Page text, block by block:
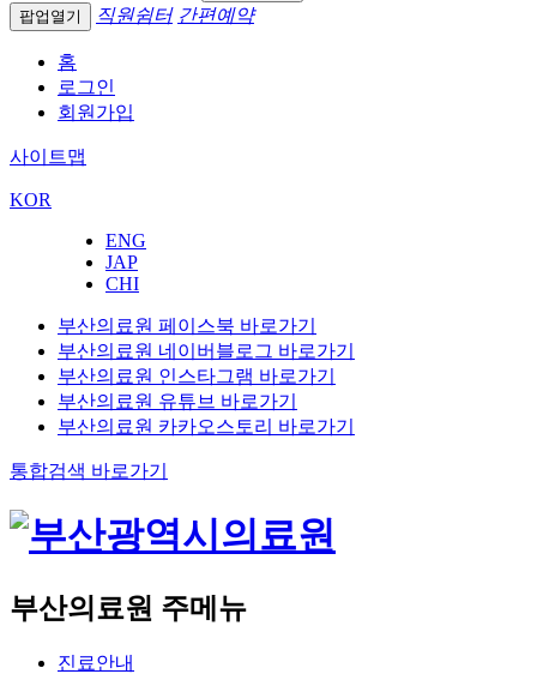
팝업열기
직원쉼터 간편예약
홈
로그인
회원가입
사이트맵
KOR
ENG
JAP
CHI
부산의료원 페이스북 바로가기
부산의료원 네이버블로그 바로가기
부산의료원 인스타그램 바로가기
부산의료원 유튜브 바로가기
부산의료원 카카오스토리 바로가기
통합검색 바로가기
부산의료원 주메뉴
진료안내